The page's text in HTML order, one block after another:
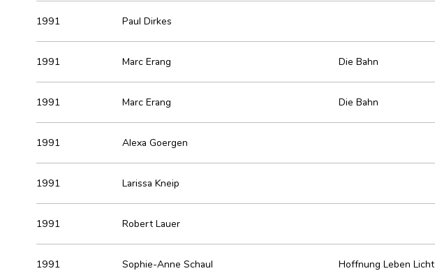
1991 Paul Dirkes
1991 Marc Erang Die Bahn
1991 Marc Erang Die Bahn
1991 Alexa Goergen
1991 Larissa Kneip
1991 Robert Lauer
1991 Sophie-Anne Schaul Hoffnung Leben Licht